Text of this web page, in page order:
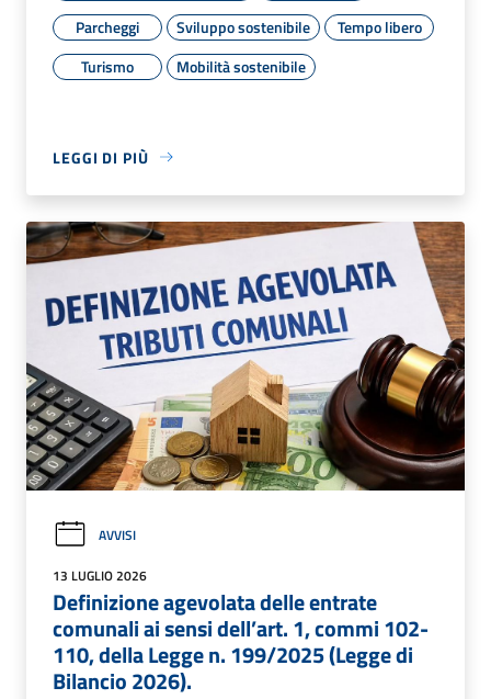
Parcheggi
Sviluppo sostenibile
Tempo libero
Turismo
Mobilità sostenibile
LEGGI DI PIÙ
AVVISI
13 LUGLIO 2026
Definizione agevolata delle entrate
comunali ai sensi dell’art. 1, commi 102-
110, della Legge n. 199/2025 (Legge di
Bilancio 2026).